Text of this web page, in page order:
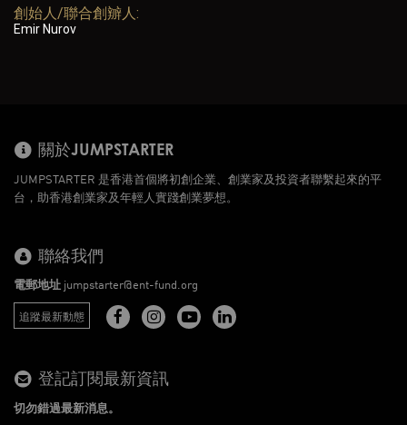
創始人/聯合創辧人:
Emir Nurov
關於JUMPSTARTER
JUMPSTARTER 是香港首個將初創企業、創業家及投資者聯繫起來的平
台，助香港創業家及年輕人實踐創業夢想。
聯絡我們
電郵地址 jumpstarter@ent-fund.org
追蹤最新動態
登記訂閱最新資訊
切勿錯過最新消息。